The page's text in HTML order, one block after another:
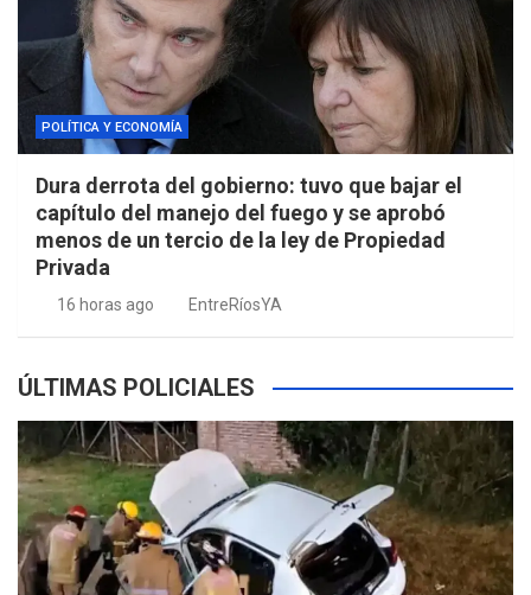
POLÍTICA Y ECONOMÍA
Dura derrota del gobierno: tuvo que bajar el
capítulo del manejo del fuego y se aprobó
menos de un tercio de la ley de Propiedad
Privada
16 horas ago EntreRíosYA
ÚLTIMAS POLICIALES